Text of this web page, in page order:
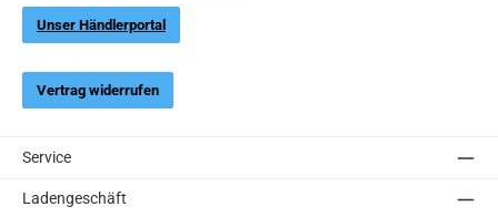
Unser Händlerportal
Vertrag widerrufen
Service
Ladengeschäft